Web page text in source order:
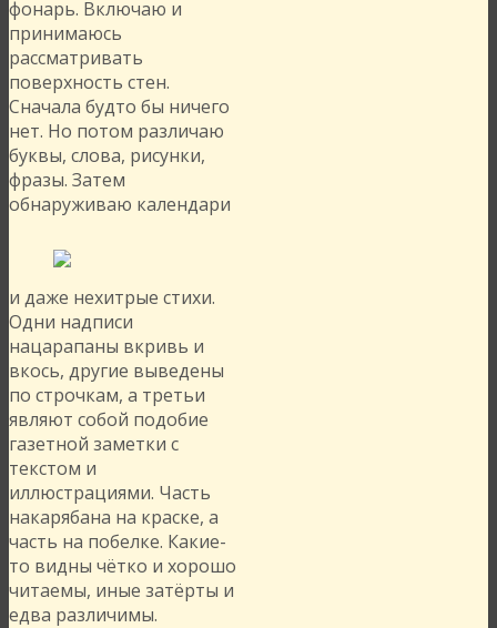
фонарь. Включаю и
принимаюсь
рассматривать
поверхность стен.
Сначала будто бы ничего
нет. Но потом различаю
буквы, слова, рисунки,
фразы. Затем
обнаруживаю календари
и даже нехитрые стихи.
Одни надписи
нацарапаны вкривь и
вкось, другие выведены
по строчкам, а третьи
являют собой подобие
газетной заметки с
текстом и
иллюстрациями. Часть
накарябана на краске, а
часть на побелке. Какие-
то видны чётко и хорошо
читаемы, иные затёрты и
едва различимы.